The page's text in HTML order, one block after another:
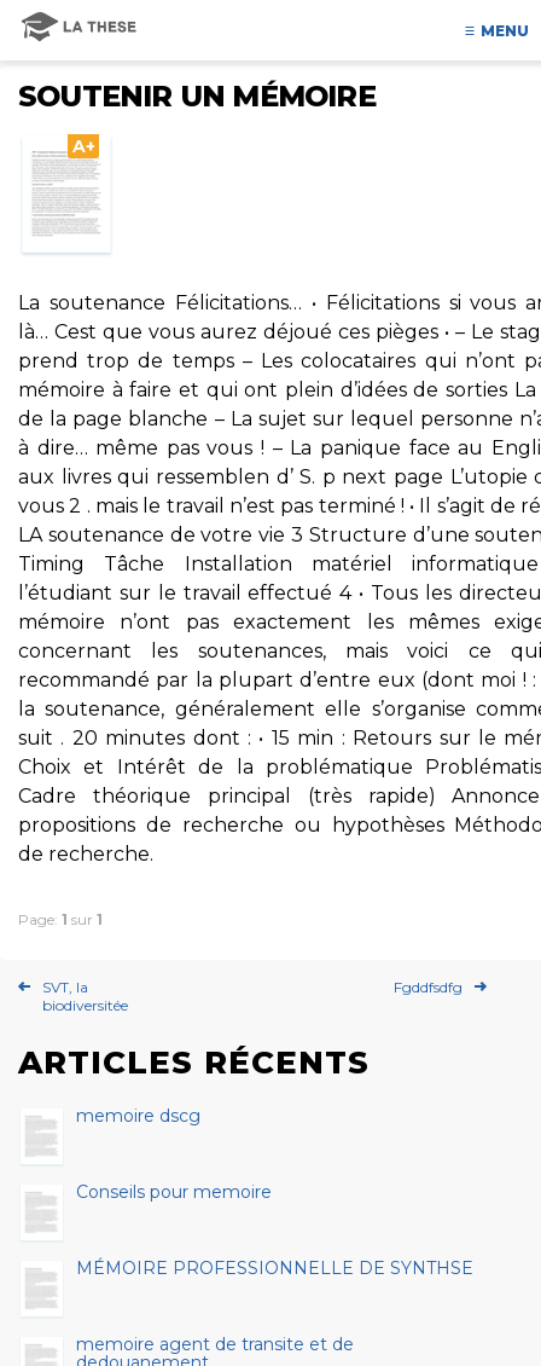
MENU
SOUTENIR UN MÉMOIRE
A+
La soutenance Félicitations… • Félicitations si vous
là… Cest que vous aurez déjoué ces pièges • – Le
prend trop de temps – Les colocataires qui n’ont
mémoire à faire et qui ont plein d’idées de sorties
de la page blanche – La sujet sur lequel personne
à dire… même pas vous ! – La panique face au
aux livres qui ressemblen d’ S. p next page L’utopie
vous 2 . mais le travail n’est pas terminé ! • Il s’agit de
LA soutenance de votre vie 3 Structure d’une
Timing Tâche Installation matériel
l’étudiant sur le travail effectué 4 • Tous les
mémoire n’ont pas exactement les mêmes
concernant les soutenances, mais voici ce
recommandé par la plupart d’entre eux (dont moi !
la soutenance, généralement elle s’organise
suit . 20 minutes dont : • 15 min : Retours sur le
Choix et Intérêt de la problématique
Cadre théorique principal (très rapide)
propositions de recherche ou hypothèses
de recherche.
Page: 1 sur 1
SVT, la
biodiversitée
Fgddfsdfg
ARTICLES RÉCENTS
memoire dscg
Conseils pour memoire
MÉMOIRE PROFESSIONNELLE DE SYNTHSE
memoire agent de transite et de